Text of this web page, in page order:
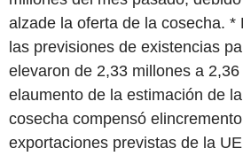
alzade la oferta de la cosecha. *
las previsiones de existencias
elevaron de 2,33 millones a
elaumento de la estimación de
cosecha compensó
exportaciones previstas de la